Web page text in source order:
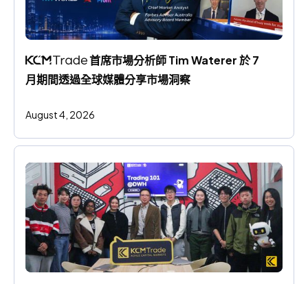
首席市場分析師 Tim Waterer 於 7
月期間透過全球媒體分享市場洞察
August 4, 2026